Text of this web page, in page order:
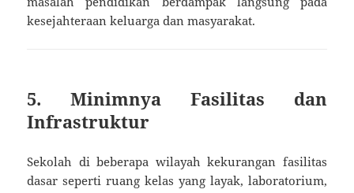
kesejahteraan keluarga dan masyarakat.
5. Minimnya Fasilitas dan
Infrastruktur
Sekolah di beberapa wilayah kekurangan fasilitas
dasar seperti ruang kelas yang layak, laboratorium,